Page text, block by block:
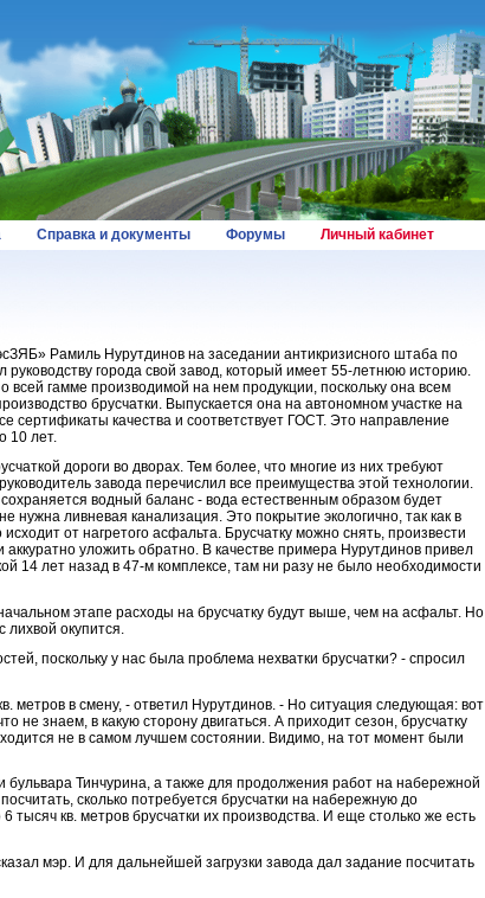
Справка и документы Форумы Личный кабинет
Рамиль Нурутдинов на заседании антикризисного штаба по
руководству города свой завод, который имеет 55-летнюю историю.
всей гамме производимой на нем продукции, поскольку она всем
брусчатки. Выпускается она на автономном участке на
сертификаты качества и соответствует ГОСТ. Это направление
10 лет.
дороги во дворах. Тем более, что многие из них требуют
завода перечислил все преимущества этой технологии.
водный баланс - вода естественным образом будет
нужна ливневая канализация. Это покрытие экологично, так как в
от нагретого асфальта. Брусчатку можно снять, произвести
уложить обратно. В качестве примера Нурутдинов привел
14 лет назад в 47-м комплексе, там ни разу не было необходимости
этапе расходы на брусчатку будут выше, чем на асфальт. Но
лихвой окупится.
поскольку у нас была проблема нехватки брусчатки? - спросил
метров в смену, - ответил Нурутдинов. - Но ситуация следующая: вот
не знаем, в какую сторону двигаться. А приходит сезон, брусчатку
не в самом лучшем состоянии. Видимо, на тот момент были
бульвара Тинчурина, а также для продолжения работ на набережной
сколько потребуется брусчатки на набережную до
кв. метров брусчатки их производства. И еще столько же есть
мэр. И для дальнейшей загрузки завода дал задание посчитать